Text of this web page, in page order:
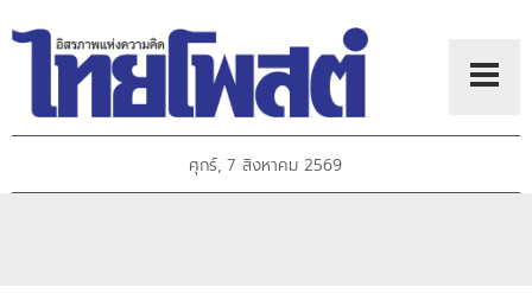
ศุกร์, 7 สิงหาคม 2569